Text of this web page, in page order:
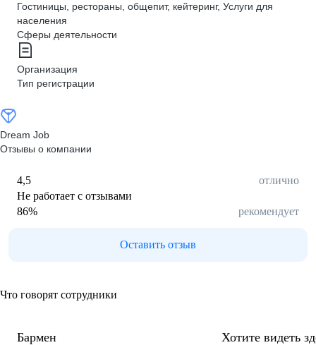
Гостиницы, рестораны, общепит, кейтеринг, Услуги для
населения
Сферы деятельности
Организация
Тип регистрации
Dream Job
Отзывы о компании
4,5
отлично
Не работает с отзывами
86% рекомендует
Оставить отзыв
Что говорят сотрудники
Бармен
Хотите видеть